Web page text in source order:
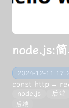
node.js:
2024-12-11
const http =
node.js 后端
后端